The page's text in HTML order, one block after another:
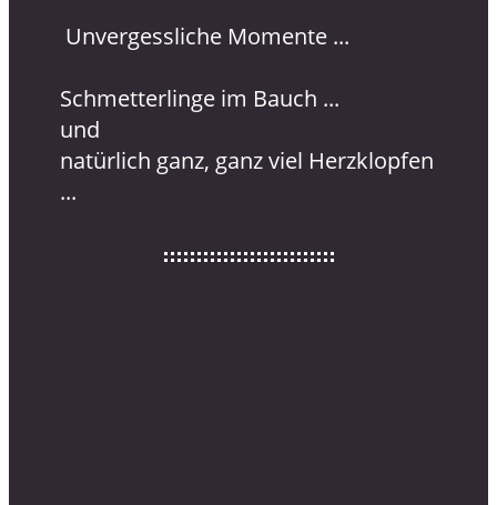
Unvergessliche Momente ...
Schmetterlinge im Bauch ...
und
natürlich ganz, ganz viel Herzklopfen
...